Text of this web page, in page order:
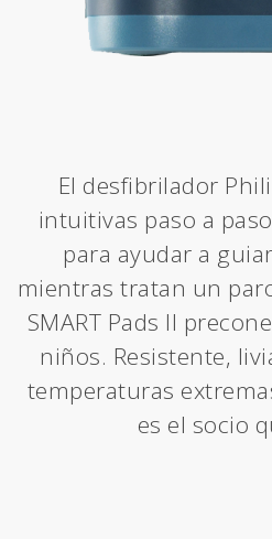
El desfibrilador
intuitivas paso a
para ayudar a
mientras tratan un
SMART Pads II
niños. Resistente,
temperaturas
es el socio